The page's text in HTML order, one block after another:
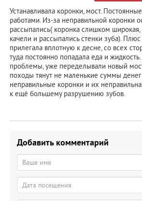
Устанавливала коронки, мост.
работами. Из-за неправильной коронки
рассыпались( коронка слишком
качели и рассыпались стенки зуба).
прилегала вплотную к десне, со всех
туда постоянно попадала еда и
проблемы, уже переделывали новый
походы тянут не маленькие суммы
неправильные коронки и их
к ещё большему разрушению зубов.
Добавить комментарий